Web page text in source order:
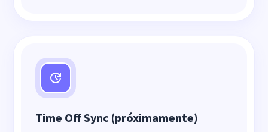
Time Off Sync (próximamente)